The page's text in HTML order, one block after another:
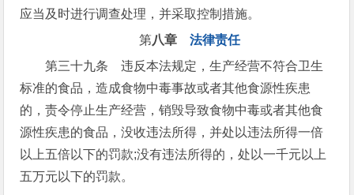
应当及时进行调查处理，并采取控制措施。
第八章 法律责任
第三十九条 违反本法规定，生产经营不符合卫生
标准的食品，造成食物中毒事故或者其他食源性疾患
的，责令停止生产经营，销毁导致食物中毒或者其他食
源性疾患的食品，没收违法所得，并处以违法所得一倍
以上五倍以下的罚款;没有违法所得的，处以一千元以上
五万元以下的罚款。